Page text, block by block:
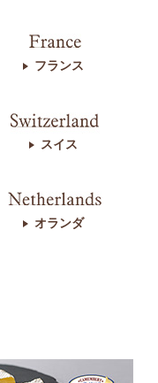
フランス
スイス
オランダ